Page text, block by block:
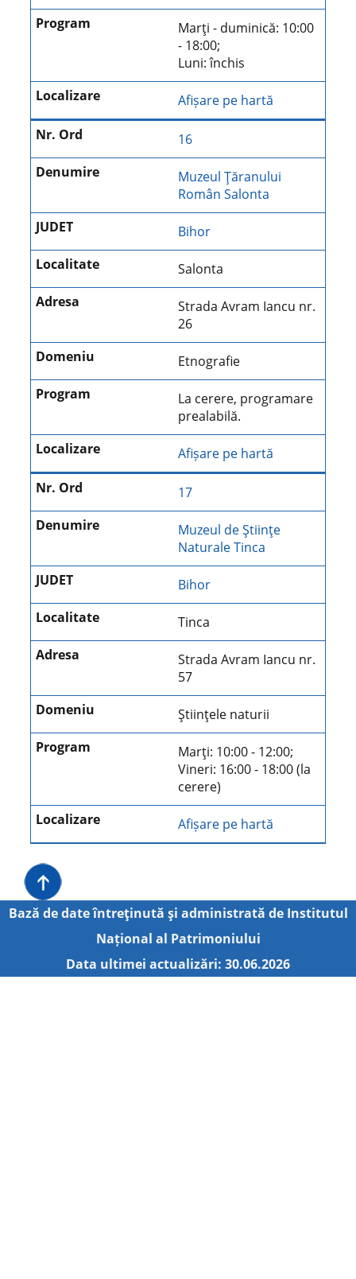
Marţi - duminică: 10:00
- 18:00;
Luni: închis
Afișare pe hartă
16
Muzeul Ţăranului
Român Salonta
Bihor
Salonta
Strada Avram Iancu nr.
26
Etnografie
La cerere, programare
prealabilă.
Afișare pe hartă
17
Muzeul de Ştiinţe
Naturale Tinca
Bihor
Tinca
Strada Avram Iancu nr.
57
Ştiinţele naturii
Marţi: 10:00 - 12:00;
Vineri: 16:00 - 18:00 (la
cerere)
Afișare pe hartă
Bază de date întreţinută şi administrată de Institutul
Național al Patrimoniului
Data ultimei actualizări: 30.06.2026